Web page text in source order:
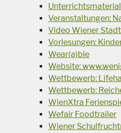
Veranstaltungen:
Video Wiener
Vorlesungen:
Wear(a)ble
Website:
Wettbewerb:
Wettbewerb:
WienXtra
Wefair Foodtrailer
Wiener